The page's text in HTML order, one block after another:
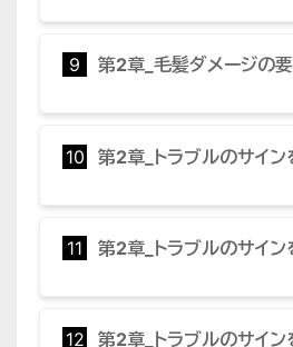
9 第2章_毛髪ダメージの
10 第2章_トラブルのサイン
11 第2章_トラブルのサイ
12 第2章_トラブルのサイ